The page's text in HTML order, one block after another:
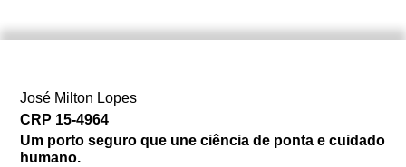
José Milton Lopes​
CRP 15-4964
Um porto seguro que une ciência de ponta e cuidado
humano.